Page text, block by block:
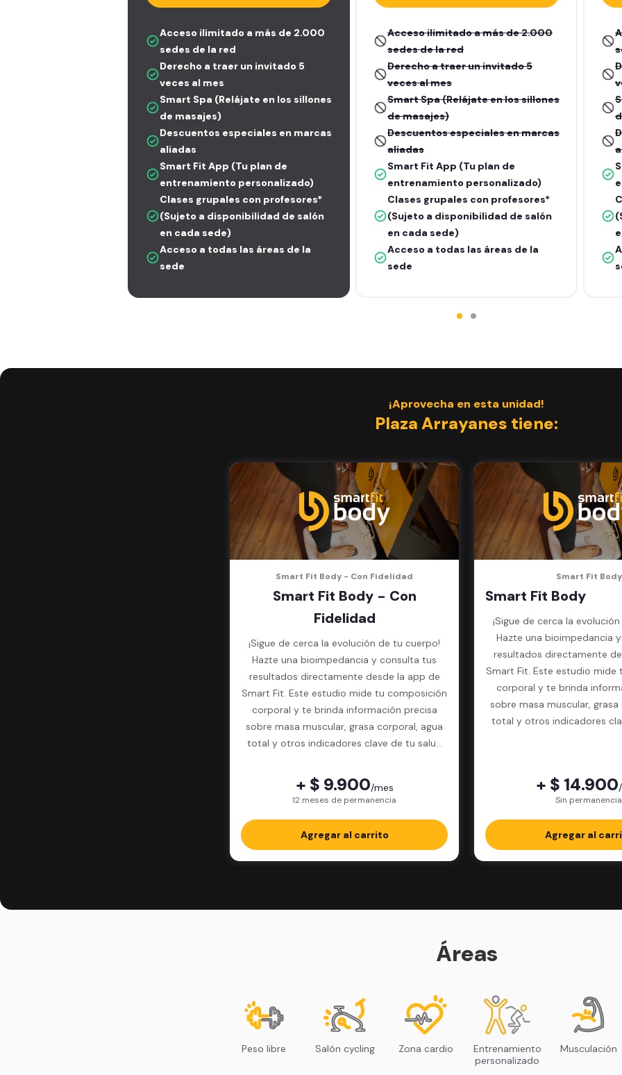
Acceso ilimitado a más de 2.000
sedes de la red
Derecho a traer un invitado 5
veces al mes
Smart Spa (Relájate en los sillones
de masajes)
Descuentos especiales en marcas
aliadas
Smart Fit App (Tu plan de
entrenamiento personalizado)
Clases grupales con profesores*
(Sujeto a disponibilidad de salón
en cada sede)
Acceso a todas las áreas de la
sede
Acceso ilimitado a más de 2.000
sedes de la red
Derecho a traer un invitado 5
veces al mes
Smart Spa (Relájate en los sillones
de masajes)
Descuentos especiales en marcas
aliadas
Smart Fit App (Tu plan de
entrenamiento personalizado)
Clases grupales con profesores*
(Sujeto a disponibilidad de salón
en cada sede)
Acceso a todas las áreas de la
sede
¡Aprovecha en esta unidad!
Plaza Arrayanes tiene:
Smart Fit Body - Con Fidelidad
Smart Fit Body - Con
Fidelidad
¡Sigue de cerca la evolución de tu cuerpo!
Hazte una bioimpedancia y consulta tus
resultados directamente desde la app de
Smart Fit. Este estudio mide tu composición
corporal y te brinda información precisa
sobre masa muscular, grasa corporal, agua
total y otros indicadores clave de tu salud
+ $ 9.900/mes
12 meses de permanencia
Agregar al carrito
Smart Fit Body
Smart Fit Body
¡Sigue de cerca la
Hazte una bioimpedancia
resultados directamente
Smart Fit. Este estudio mide
corporal y te brinda
sobre masa muscular,
total y otros indicadores
+ $ 14.900
Sin permanencia
Agregar al
Áreas
Peso libre Salón cycling Zona cardio
Entrenamiento
personalizado
Musculación